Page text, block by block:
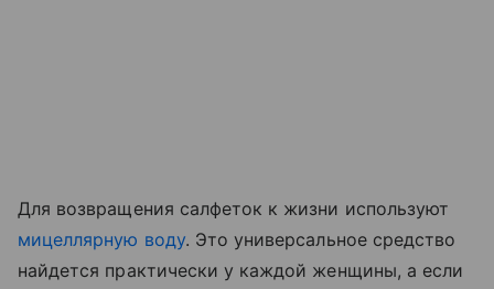
Для возвращения салфеток к жизни используют
мицеллярную воду. Это универсальное средство
найдется практически у каждой женщины, а если